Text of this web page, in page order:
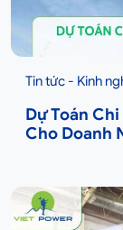
Tin tức - Kinh
Dự Toán
Cho Doanh